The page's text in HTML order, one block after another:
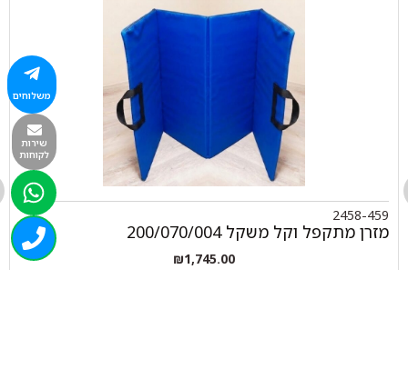
2458-459
מזרן מתקפל וקל משקל 200/070/004
₪1,745.00
משלוחים
שירות
לקוחות